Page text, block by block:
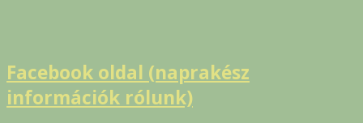
Facebook oldal (naprakész
információk rólunk)